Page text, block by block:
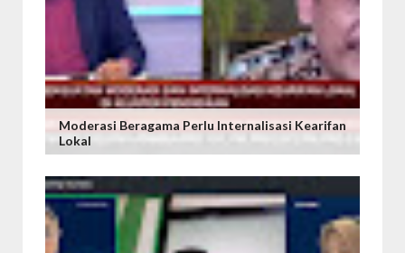
Moderasi Beragama Perlu Internalisasi Kearifan
Lokal